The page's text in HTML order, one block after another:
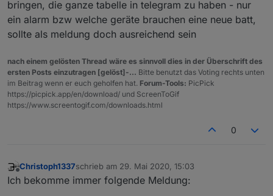
bringen, die ganze tabelle in telegram zu haben - nur
ein alarm bzw welche geräte brauchen eine neue batt,
sollte als meldung doch ausreichend sein
nach einem gelösten Thread wäre es sinnvoll dies in der Überschrift des
ersten Posts einzutragen [gelöst]-... Bitte benutzt das Voting rechts unten
im Beitrag wenn er euch geholfen hat. Forum-Tools: PicPick
https://picpick.app/en/download/ und ScreenToGif
https://www.screentogif.com/downloads.html
0
Offline
Christoph1337schrieb am 29. Mai 2020, 15:03
zuletzt editiert von
Ich bekomme immer folgende Meldung: